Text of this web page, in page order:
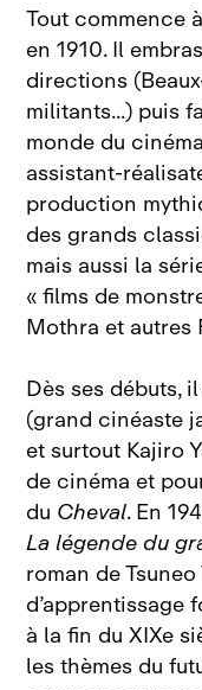
Tout commence
en 1910. Il
directions
militants...) puis
monde du
production
des grands
mais aussi la
« films de
Mothra et autres
Dès ses débuts,
(grand cinéaste
et surtout Kajiro
de cinéma et
du Cheval. En
La légende du
roman de
d’apprentissage
à la fin du XIXe
les thèmes du